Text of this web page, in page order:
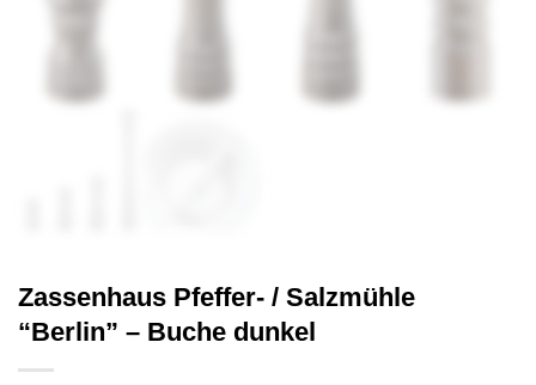
Zassenhaus Pfeffer- / Salzmühle
“Berlin” – Buche dunkel